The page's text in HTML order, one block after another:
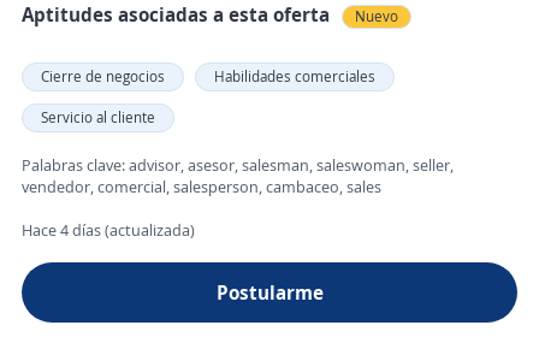
Aptitudes asociadas a esta oferta
Nuevo
Cierre de negocios
Habilidades comerciales
Servicio al cliente
Palabras clave: advisor, asesor, salesman, saleswoman, seller,
vendedor, comercial, salesperson, cambaceo, sales
Hace 4 días (actualizada)
Postularme